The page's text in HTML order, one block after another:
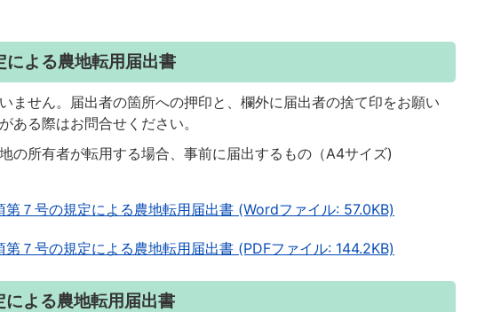
よる農地転用届出書
ません。届出者の箇所への押印と、欄外に届出者の捨て印をお願い
ある際はお問合せください。
の所有者が転用する場合、事前に届出するもの（A4サイズ)
第７号の規定による農地転用届出書 (Wordファイル: 57.0KB)
第７号の規定による農地転用届出書 (PDFファイル: 144.2KB)
よる農地転用届出書